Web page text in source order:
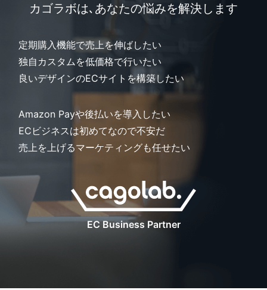
カゴラボは､あなたの悩みを解決します
定期購入機能で売上を伸ばしたい
独自カスタムを低価格で行いたい
良いデザインのECサイトを構築したい
Amazon Payや後払いを導入したい
ECビジネスは初めてなので不安だ
売上を上げるマーケティングも任せたい
EC Business Partner